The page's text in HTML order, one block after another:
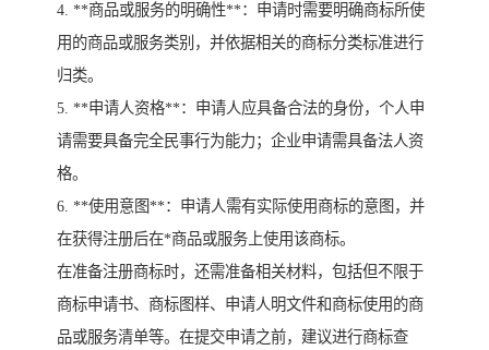
4. **商品或服务的明确性**：申请时需要明确商标所使
用的商品或服务类别，并依据相关的商标分类标准进行
归类。
5. **申请人资格**：申请人应具备合法的身份，个人申
请需要具备完全民事行为能力；企业申请需具备法人资
格。
6. **使用意图**：申请人需有实际使用商标的意图，并
在获得注册后在*商品或服务上使用该商标。
在准备注册商标时，还需准备相关材料，包括但不限于
商标申请书、商标图样、申请人明文件和商标使用的商
品或服务清单等。在提交申请之前，建议进行商标查